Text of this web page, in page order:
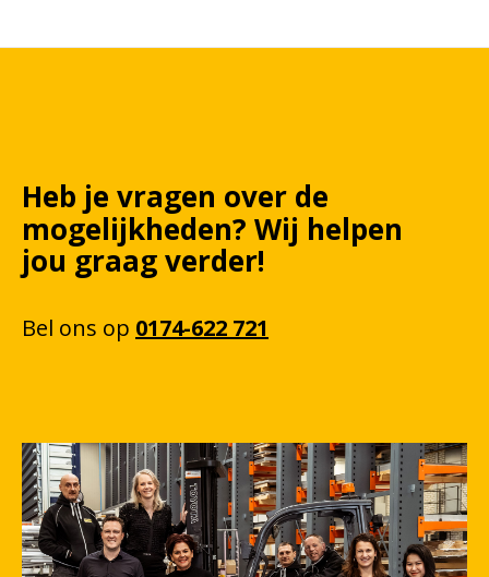
Heb je vragen over de
mogelijkheden? Wij helpen
jou graag verder!
Bel ons op 0174-622 721